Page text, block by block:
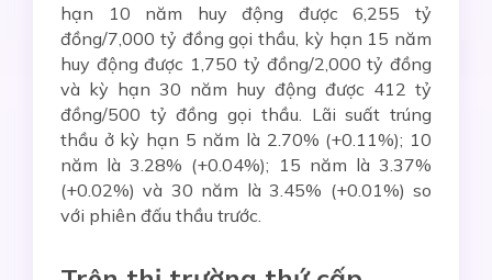
hạn 10 năm huy động được 6,255 tỷ
đồng/7,000 tỷ đồng gọi thầu, kỳ hạn 15 năm
huy động được 1,750 tỷ đồng/2,000 tỷ đồng
và kỳ hạn 30 năm huy động được 412 tỷ
đồng/500 tỷ đồng gọi thầu. Lãi suất trúng
thầu ở kỳ hạn 5 năm là 2.70% (+0.11%); 10
năm là 3.28% (+0.04%); 15 năm là 3.37%
(+0.02%) và 30 năm là 3.45% (+0.01%) so
với phiên đấu thầu trước.